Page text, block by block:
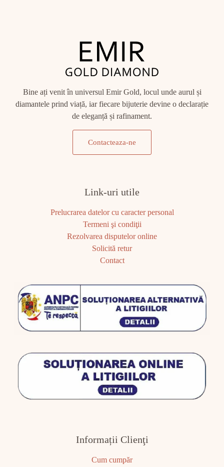
Bine ați venit în universul Emir Gold, locul unde aurul și
diamantele prind viață, iar fiecare bijuterie devine o declarație
de eleganță și rafinament.
Contacteaza-ne
Link-uri utile
Prelucrarea datelor cu caracter personal
Termeni şi condiţii
Rezolvarea disputelor online
Solicită retur
Contact
Informații Clienţi
Cum cumpăr